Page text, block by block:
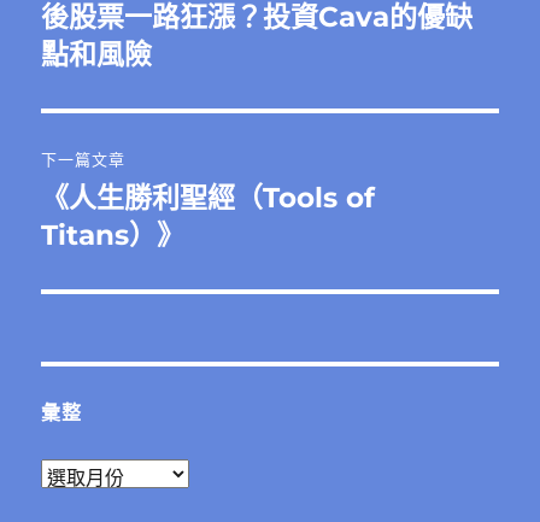
導
覽
一
篇
章:
後股票一路狂漲？投資Cava的優缺
點和風險
下一篇文章
下
一
文
《人生勝利聖經（Tools of
Titans）》
彙整
彙